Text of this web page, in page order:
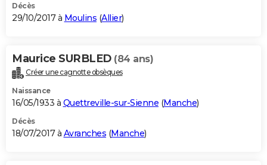
Décès
29/10/2017 à Moulins (Allier)
Maurice SURBLED (84 ans)
Créer une cagnotte obsèques
Naissance
16/05/1933 à Quettreville-sur-Sienne (Manche)
Décès
18/07/2017 à Avranches (Manche)